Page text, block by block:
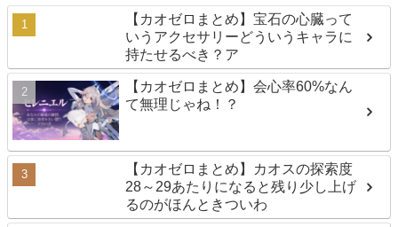
【カオゼロまとめ】宝石の心臓って
いうアクセサリーどういうキャラに
持たせるべき？ア
【カオゼロまとめ】会心率60%なん
て無理じゃね！？
【カオゼロまとめ】カオスの探索度
28～29あたりになると残り少し上げ
るのがほんときついわ